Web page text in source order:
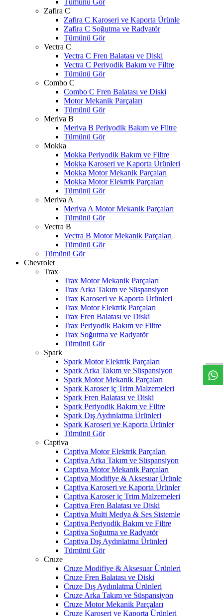
Tümünü Gör
Zafira C
Zafira C Karoseri ve Kaporta Ürünle
Zafira C Soğutma ve Radyatör
Tümünü Gör
Vectra C
Vectra C Fren Balatası ve Diski
Vectra C Periyodik Bakım ve Filtre
Tümünü Gör
Combo C
Combo C Fren Balatası ve Diski
Motor Mekanik Parçaları
Tümünü Gör
Meriva B
Meriva B Periyodik Bakım ve Filtre
Tümünü Gör
Mokka
Mokka Periyodik Bakım ve Filtre
Mokka Karoseri ve Kaporta Ürünleri
Mokka Motor Mekanik Parçaları
Mokka Motor Elektrik Parçaları
Tümünü Gör
Meriva A
Meriva A Motor Mekanik Parçaları
Tümünü Gör
Vectra B
Vectra B Motor Mekanik Parçaları
Tümünü Gör
Tümünü Gör
Chevrolet
Trax
Trax Motor Mekanik Parçaları
Trax Arka Takım ve Süspansiyon
Trax Karoseri ve Kaporta Ürünleri
Trax Motor Elektrik Parçaları
Trax Fren Balatası ve Diski
Trax Periyodik Bakım ve Filtre
Trax Soğutma ve Radyatör
Tümünü Gör
Spark
Spark Motor Elektrik Parçaları
Spark Arka Takım ve Süspansiyon
Spark Motor Mekanik Parçaları
Spark Karoser iç Trim Malzemeleri
Spark Fren Balatası ve Diski
Spark Periyodik Bakım ve Filtre
Spark Dış Aydınlatma Ürünleri
Spark Karoseri ve Kaporta Ürünler
Tümünü Gör
Captiva
Captiva Motor Elektrik Parçaları
Captiva Arka Takım ve Süspansiyon
Captiva Motor Mekanik Parçaları
Captiva Modifiye & Aksesuar Ürünle
Captiva Karoseri ve Kaporta Ürünler
Captiva Karoser iç Trim Malzemeleri
Captiva Fren Balatası ve Diski
Captiva Multi Medya & Ses Sistemle
Captiva Periyodik Bakım ve Filtre
Captiva Soğutma ve Radyatör
Captiva Dış Aydınlatma Ürünleri
Tümünü Gör
Cruze
Cruze Modifiye & Aksesuar Ürünleri
Cruze Fren Balatası ve Diski
Cruze Dış Aydınlatma Ürünleri
Cruze Arka Takım ve Süspansiyon
Cruze Motor Mekanik Parçaları
Cruze Karoseri ve Kaporta Ürünleri